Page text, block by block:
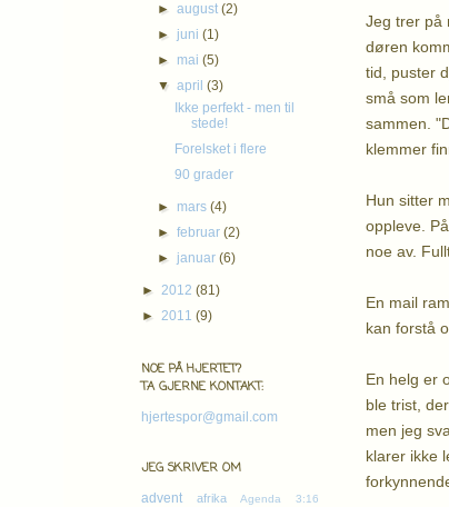
Jeg trer på
døren
tid, puster
små som
sammen.
klemmer
Hun sitter
oppleve.
noe av.
En mail
kan forstå
En helg er
ble trist,
men jeg
klarer ikke
►august(2)
► juni(1)
► mai(5)
▼april(3)
Ikke perfekt - men til
stede!
Forelsket i flere
90 grader
► mars(4)
►februar(2)
► januar(6)
► 2012 (81)
► 2011 (9)
NOE PÅ HJERTET?
TA GJERNE KONTAKT:
hjertespor@gmail.com
JEG SKRIVER OM
advent afrika Agenda 3:16